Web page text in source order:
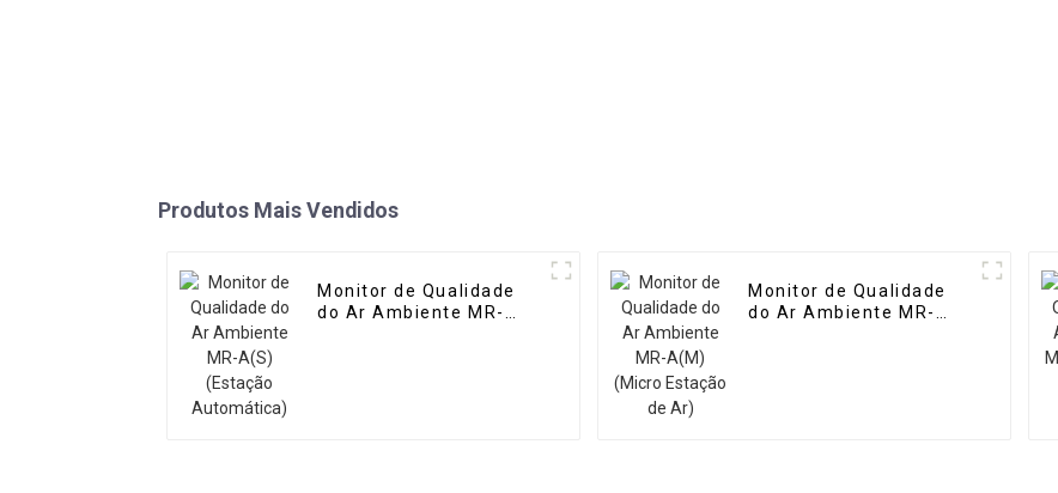
Produtos Mais Vendidos
Monitor de Qualidade
do Ar Ambiente MR-
Monitor de Qualidade
do Ar Ambiente MR-